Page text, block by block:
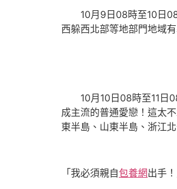
10月9日08時至10日
西躲西北部等地部門地域
10月10日08時至11日
成主流的普通愛戀！這太
東半島、山東半島、浙江
「我必須親自包養網出手